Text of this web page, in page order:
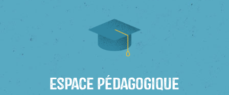
Espace Pédagogique